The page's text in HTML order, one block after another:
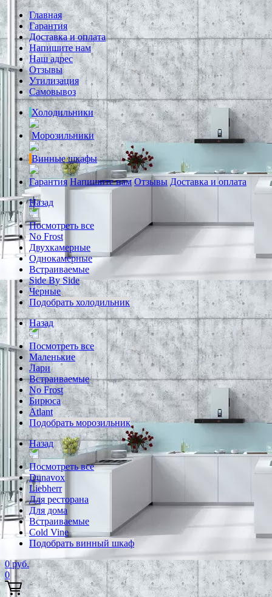
Главная
Гарантия
Доставка и оплата
Напишите нам
Наш адрес
Отзывы
Утилизация
Самовывоз
Холодильники
Морозильники
Винные шкафы
Гарантия Напишите нам Отзывы Доставка и оплата
Назад
Посмотреть все
No Frost
Двухкамерные
Однокамерные
Встраиваемые
Side By Side
Черные
Подобрать холодильник
Назад
Посмотреть все
Маленькие
Лари
Встраиваемые
No Frost
Бирюса
Atlant
Подобрать морозильник
Назад
Посмотреть все
Dunavox
Liebherr
Для ресторана
Для дома
Встраиваемые
Cold Vine
Подобрать винный шкаф
0 руб.
0